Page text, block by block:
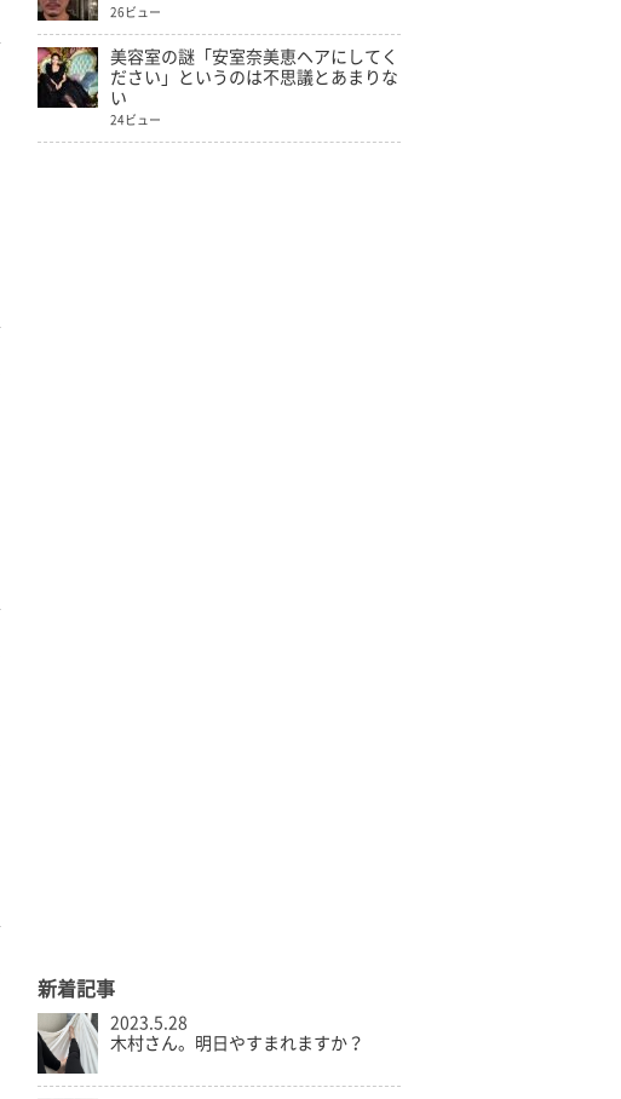
26ビュー
美容室の謎「安室奈美恵ヘアにしてく
ださい」というのは不思議とあまりな
い
24ビュー
新着記事
2023.5.28
木村さん。明日やすまれますか？